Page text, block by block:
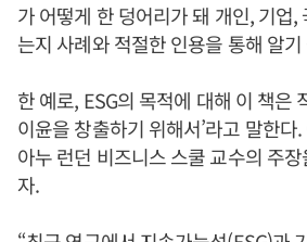
가 어떻게 한 덩어리가 돼 개인, 기업,
는지 사례와 적절한 인용을 통해 알
한 예로, ESG의 목적에 대해 이 책은
이윤을 창출하기 위해서’라고 말한
아누 런던 비즈니스 스쿨 교수의 주
자.